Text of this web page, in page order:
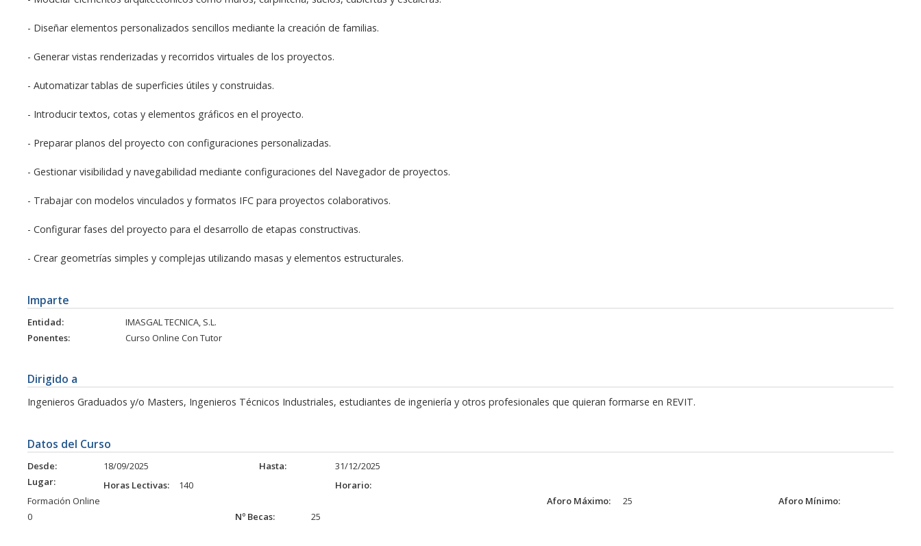
- Diseñar elementos personalizados sencillos mediante la creación de familias.
- Generar vistas renderizadas y recorridos virtuales de los proyectos.
- Automatizar tablas de superficies útiles y construidas.
- Introducir textos, cotas y elementos gráficos en el proyecto.
- Preparar planos del proyecto con configuraciones personalizadas.
- Gestionar visibilidad y navegabilidad mediante configuraciones del Navegador de proyectos.
- Trabajar con modelos vinculados y formatos IFC para proyectos colaborativos.
- Configurar fases del proyecto para el desarrollo de etapas constructivas.
- Crear geometrías simples y complejas utilizando masas y elementos estructurales.
Imparte
Entidad:
IMASGAL TECNICA, S.L.
Ponentes:
Curso Online Con Tutor
Dirigido a
Ingenieros Graduados y/o Masters, Ingenieros Técnicos Industriales, estudiantes de ingeniería y otros profesionales que quieran formarse en REVIT.
Datos del Curso
Desde: 18/09/2025 Hasta:
31/12/2025
Lugar:
Horas Lectivas: 140
Horario:
Formación Online
Aforo Máximo: 25
Aforo Mínimo:
0
Nº Becas: 25